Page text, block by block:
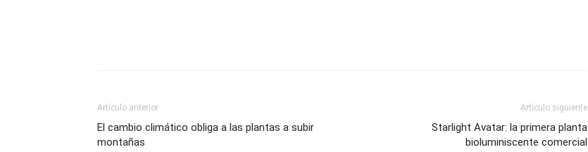
Artículo anterior
El cambio climático obliga a las plantas a subir
montañas
Artículo siguiente
Starlight Avatar: la primera planta
bioluminiscente comercial